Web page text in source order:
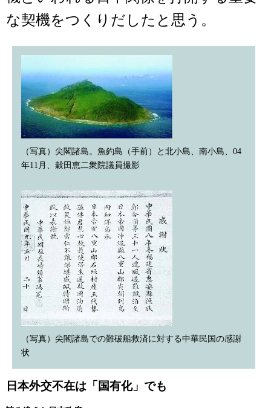
な契機をつくりだしたと思う。
（写真）尖閣諸島。魚釣島（手前）と北小島、南小島、04
年11月、穀田恵二衆院議員撮影
（写真）尖閣諸島での難破船救済に対する中華民国の感謝
状
日本外交不在は「国有化」でも